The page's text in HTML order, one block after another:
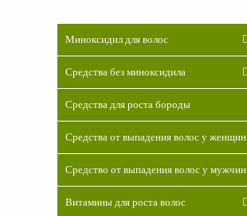
Миноксидил для волос
Средства без миноксидила
Средства для роста бороды
Средства от выпадения волос у женщин
Средство от выпадения волос у мужчин
Витамины для роста волос